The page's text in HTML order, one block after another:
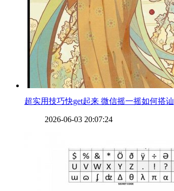
​超实用技巧快get起来 微信摇一摇如何搭讪
2026-06-03 20:07:24